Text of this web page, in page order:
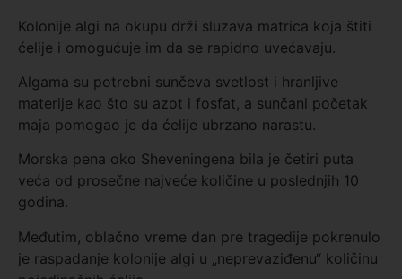
Kolonije algi na okupu drži sluzava matrica koja štiti
ćelije i omogućuje im da se rapidno uvećavaju.
Algama su potrebni sunčeva svetlost i hranljive
materije kao što su azot i fosfat, a sunčani početak
maja pomogao je da ćelije ubrzano narastu.
Morska pena oko Sheveningena bila je četiri puta
veća od prosečne najveće količine u poslednjih 10
godina.
Međutim, oblačno vreme dan pre tragedije pokrenulo
je raspadanje kolonije algi u „neprevaziđenu“ količinu